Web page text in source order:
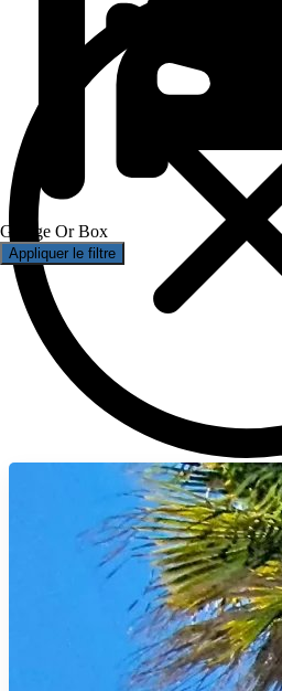
Garage Or Box
Appliquer le filtre